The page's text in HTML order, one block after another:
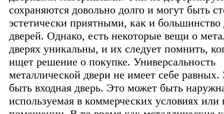
сохраняются довольно долго и могут быть
эстетически приятными, как и большинство
дверей. Однако, есть некоторые вещи о
дверях уникальны, и их следует помнить,
ищет решение о покупке. Универсальность
металлической двери не имеет себе
быть входная дверь. Это может быть
используемая в коммерческих условиях